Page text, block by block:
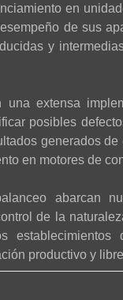
en
de sus
y
extensa
posibles
generados
en motores de
abarcan
de la
establecimientos
productivo y